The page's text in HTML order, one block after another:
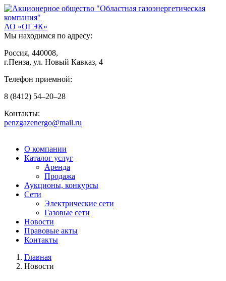
АО «ОГЭК»
Мы находимся по адресу:
Россия, 440008,
г.Пенза, ул. Новый Кавказ, 4
Телефон приемной:
8 (8412) 54–20–28
Контакты:
penzgazenergo@mail.ru
О компании
Каталог услуг
Аренда
Продажа
Аукционы, конкурсы
Сети
Электрические сети
Газовые сети
Новости
Правовые акты
Контакты
Главная
Новости